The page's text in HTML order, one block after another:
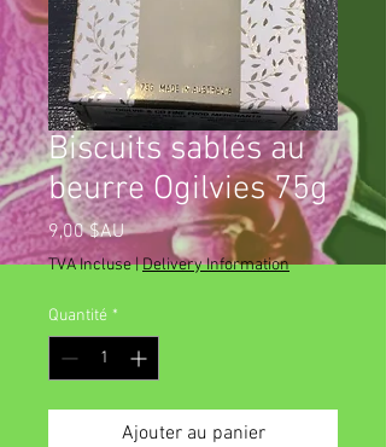
Biscuits sablés au
beurre Ogilvies 75g
9,00 $AUPrix
TVA Incluse|Delivery Information
Quantité *
Ajouter au panier